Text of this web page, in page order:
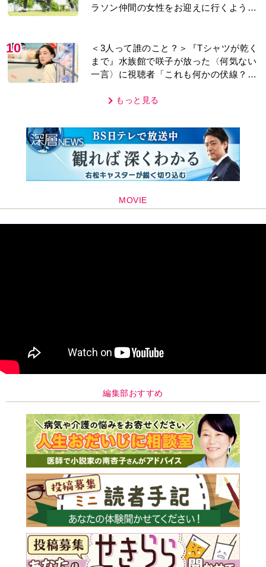
ラソン仲間の女性をお迎えに行くように
10
＜3人って誰のこと？＞『Tシャツが乾く
まで』水族館で咲子が放った〈何気ない
一言〉に視聴者「これも何かの伏線？」
もっと見る
MOVIE
編集部おすすめ